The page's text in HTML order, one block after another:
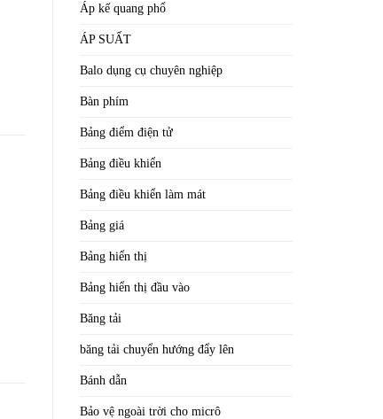
Áp kế quang phổ
ÁP SUẤT
Balo dụng cụ chuyên nghiệp
Bàn phím
Bảng điểm điện tử
Bảng điều khiển
Bảng điều khiển làm mát
Bảng giá
Bảng hiển thị
Bảng hiển thị đầu vào
Băng tải
băng tải chuyển hướng đẩy lên
Bánh dẫn
Bảo vệ ngoài trời cho micrô